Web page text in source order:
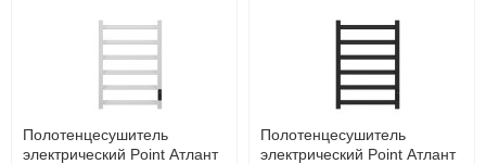
времени
Банковской картой при получении товара как при
доставке, так и самовывозом
Интернет-деньгами (Yandex-деньги, Web-money,
Qiwi-кошельки и другие).
Безналичный расчёт (возможно и с НДС)
подробнее...
Полотенцесушитель
электрический Point Атлант
Полотенцесушитель
электрический Point Атлант